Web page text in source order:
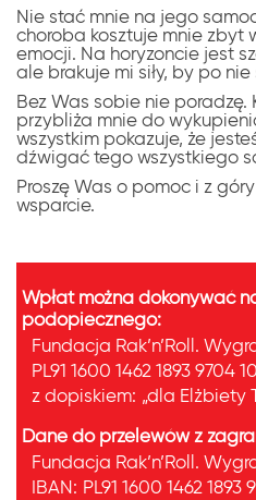
Nie stać mnie na jego
choroba kosztuje mnie zbyt
emocji. Na horyzoncie jest
ale brakuje mi siły, by po
Bez Was sobie nie poradzę.
przybliża mnie do
wszystkim pokazuje, że
dźwigać tego wszystkiego
Proszę Was o pomoc i z
wsparcie.
Wpłat można dokonywać
podopiecznego:
Fundacja Rak’n’Roll.
PL91 1600 1462 1893 9704
z dopiskiem: „dla Elżbiety
Dane do przelewów z
Fundacja Rak’n’Roll.
IBAN: PL91 1600 1462